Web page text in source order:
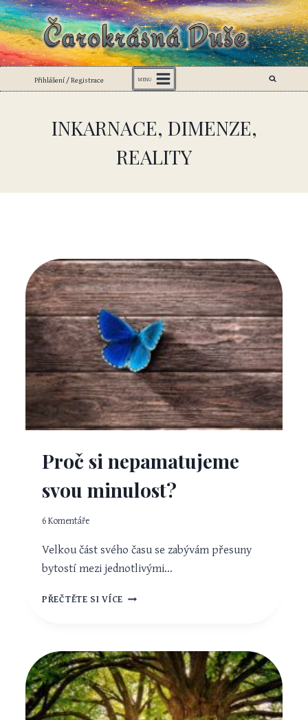
Přeskočit
na
obsah
Přihlášení / Registrace MENU
INKARNACE, DIMENZE,
REALITY
Proč si nepamatujeme
svou minulost?
6 Komentáře
Velkou část svého času se zabývám přesuny
bytostí mezi jednotlivými…
PŘEČTĚTE SI VÍCE PROČ
MINULOST?